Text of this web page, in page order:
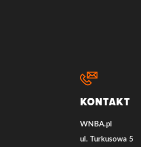
Kontakt
WNBA.pl
ul. Turkusowa 5